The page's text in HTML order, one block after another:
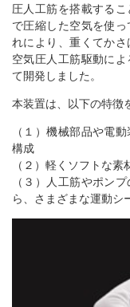
圧人工筋を搭載する
で圧縮した空気を使
れにより、重くてか
空気圧人工筋駆動に
て開発しました。
本装置は、以下の特徴
（１）機械部品や電
構成
（２）軽くソフトな
（３）人工筋やポン
ら、さまざまな運動シ